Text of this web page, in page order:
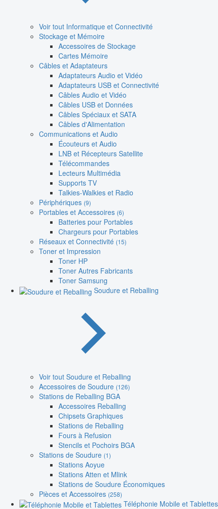
Voir tout Informatique et Connectivité
Stockage et Mémoire
Accessoires de Stockage
Cartes Mémoire
Câbles et Adaptateurs
Adaptateurs Audio et Vidéo
Adaptateurs USB et Connectivité
Câbles Audio et Vidéo
Câbles USB et Données
Câbles Spéciaux et SATA
Câbles d'Alimentation
Communications et Audio
Écouteurs et Audio
LNB et Récepteurs Satellite
Télécommandes
Lecteurs Multimédia
Supports TV
Talkies-Walkies et Radio
Périphériques (9)
Portables et Accessoires (6)
Batteries pour Portables
Chargeurs pour Portables
Réseaux et Connectivité (15)
Toner et Impression
Toner HP
Toner Autres Fabricants
Toner Samsung
Soudure et Reballing
Voir tout Soudure et Reballing
Accessoires de Soudure (126)
Stations de Reballing BGA
Accessoires Reballing
Chipsets Graphiques
Stations de Reballing
Fours à Refusion
Stencils et Pochoirs BGA
Stations de Soudure (1)
Stations Aoyue
Stations Atten et Mlink
Stations de Soudure Économiques
Pièces et Accessoires (258)
Téléphonie Mobile et Tablettes